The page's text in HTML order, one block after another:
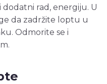
rad, energiju. U
da zadržite loptu u
Odmorite se i